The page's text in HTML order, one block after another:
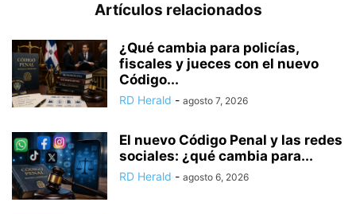
Artículos relacionados
¿Qué cambia para policías,
fiscales y jueces con el nuevo
Código...
RD Herald - agosto 7, 2026
El nuevo Código Penal y las redes
sociales: ¿qué cambia para...
RD Herald - agosto 6, 2026